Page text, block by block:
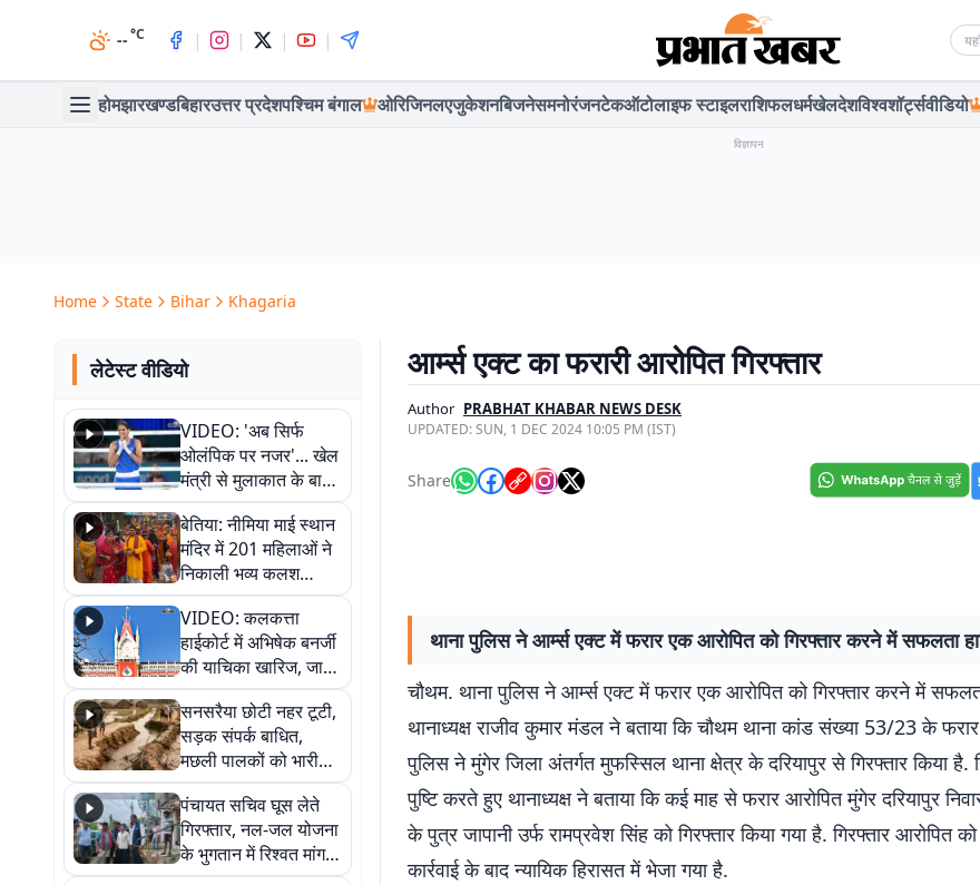
--°C | | | |
होमझारखण्डबिहारउत्तर प्रदेशपश्चिम बंगाल ओरिजिनलएजुकेशनबिजनेसमनोरंजनटेकऑटोलाइफ स्टाइलराशिफलधर्मखेलदेशविश्वशॉर्ट्सवीडियो
विज्ञापन
Home State Bihar Khagaria
लेटेस्ट वीडियो
VIDEO: 'अब सिर्फ
ओलंपिक पर नजर'... खेल
मंत्री से मुलाकात के बाद
जैसमीन लंबोरिया का बड़ा
बयान
बेतिया: नीमिया माई स्थान
मंदिर में 201 महिलाओं ने
निकाली भव्य कलश
शोभायात्रा, शिवलिंग
प्राण-प्रतिष्ठा महोत्सव
शुरू
VIDEO: कलकत्ता
हाईकोर्ट में अभिषेक बनर्जी
की याचिका खारिज, जानें
क्या है पूरा मामला
सनसरैया छोटी नहर टूटी,
सड़क संपर्क बाधित,
मछली पालकों को भारी
नुकसान
पंचायत सचिव घूस लेते
गिरफ्तार, नल-जल योजना
के भुगतान में रिश्वत मांगना
पड़ा भारी
आर्म्स एक्ट का फरारी आरोपित गिरफ्तार
Author PRABHAT KHABAR NEWS DESK
UPDATED:SUN, 1 DEC 2024 10:05 PM (IST)
Share
थाना पुलिस ने आर्म्स एक्ट में फरार एक आरोपित को गिरफ्तार करने में सफलता
चौथम. थाना पुलिस ने आर्म्स एक्ट में फरार एक आरोपित को गिरफ्तार करने में
थानाध्यक्ष राजीव कुमार मंडल ने बताया कि चौथम थाना कांड संख्या 53/23 के
पुलिस ने मुंगेर जिला अंतर्गत मुफस्सिल थाना क्षेत्र के दरियापुर से गिरफ्तार किया है.
पुष्टि करते हुए थानाध्यक्ष ने बताया कि कई माह से फरार आरोपित मुंगेर दरियापुर
के पुत्र जापानी उर्फ रामप्रवेश सिंह को गिरफ्तार किया गया है. गिरफ्तार आरोपित
कार्रवाई के बाद न्यायिक हिरासत में भेजा गया है.